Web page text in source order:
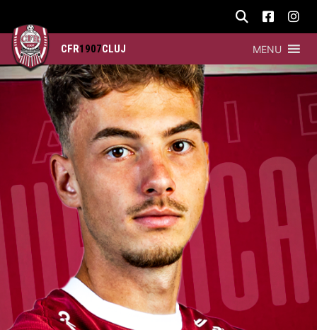
CFR1907CLUJ MENU